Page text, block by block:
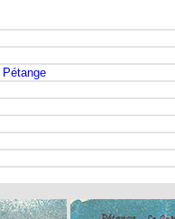
Pétange